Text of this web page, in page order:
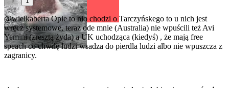
@wielkabertaOpie to nio chodzi o Tarczyńskego to u nich jest
wręcz systemowe, teraz ode mnie (Australia) nie wpuścili też Avi
Yemini (zresztą żyda) a UK uchodząca (kiedyś) , że mają free
speach co chwilę ludzi wsadza do pierdla ludzi albo nie wpuszcza z
zagranicy.